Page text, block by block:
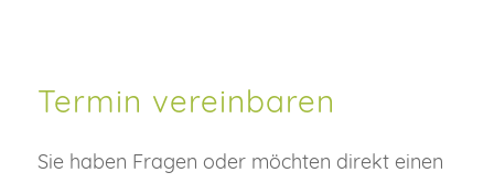
Termin vereinbaren
Sie haben Fragen oder möchten direkt einen